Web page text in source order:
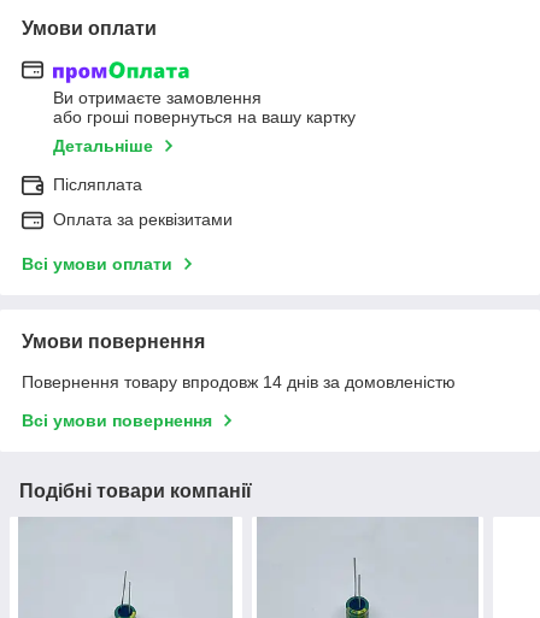
Умови оплати
Ви отримаєте замовлення
або гроші повернуться на вашу картку
Детальніше
Післяплата
Оплата за реквізитами
Всі умови оплати
Умови повернення
Повернення товару впродовж 14 днів за домовленістю
Всі умови повернення
Подібні товари компанії